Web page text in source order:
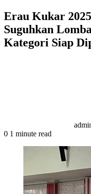
Erau Kukar
Suguhkan
Kategori Siap
0 1 minute read